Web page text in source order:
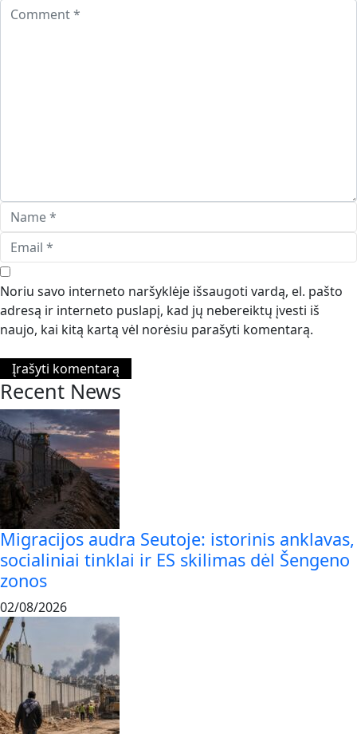
Noriu savo interneto naršyklėje išsaugoti vardą, el. pašto
adresą ir interneto puslapį, kad jų nebereiktų įvesti iš
naujo, kai kitą kartą vėl norėsiu parašyti komentarą.
Recent News
Migracijos audra Seutoje: istorinis anklavas,
socialiniai tinklai ir ES skilimas dėl Šengeno
zonos
02/08/2026